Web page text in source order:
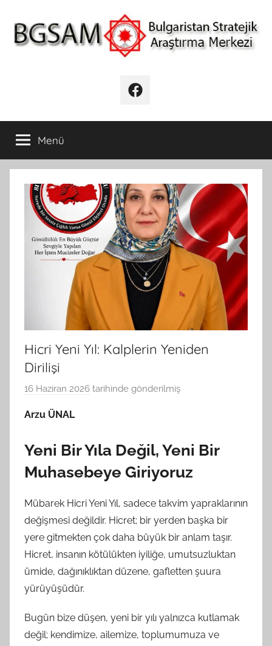
atla
Facebook
Menü
Hicri Yeni Yıl: Kalplerin Yeniden
Dirilişi
16 Haziran 2026 tarihinde gönderilmiş
M
t
r
d
Arzu ÜNAL
Yeni Bir Yıla Değil, Yeni Bir
Muhasebeye Giriyoruz
Mübarek Hicri Yeni Yıl, sadece takvim yapraklarının
değişmesi değildir. Hicret; bir yerden başka bir
yere gitmekten çok daha büyük bir anlam taşır.
Hicret, insanın kötülükten iyiliğe, umutsuzluktan
ümide, dağınıklıktan düzene, gafletten şuura
yürüyüşüdür.
Bugün bize düşen, yeni bir yılı yalnızca kutlamak
değil; kendimize, ailemize, toplumumuza ve